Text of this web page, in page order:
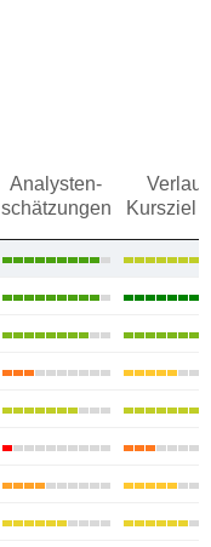
Analysten-
schätzungen
Verlauf
Kursziel